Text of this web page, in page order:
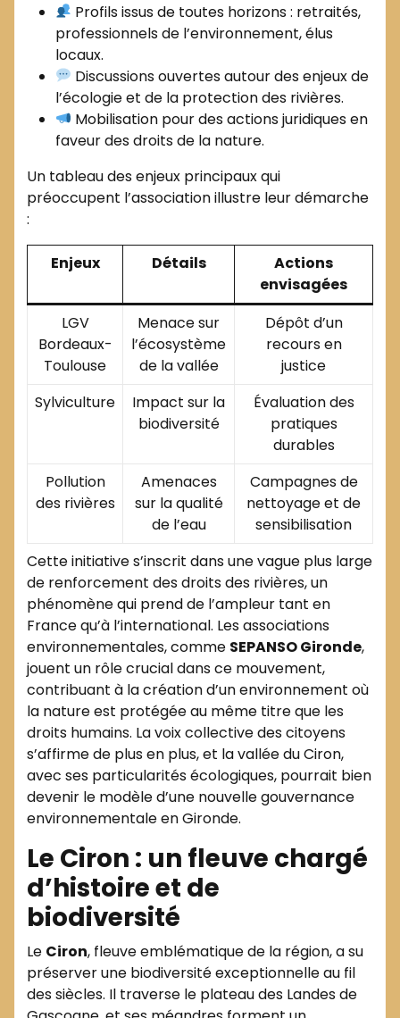
Profils issus de toutes horizons : retraités,
professionnels de l’environnement, élus
locaux.
Discussions ouvertes autour des enjeux de
l’écologie et de la protection des rivières.
Mobilisation pour des actions juridiques en
faveur des droits de la nature.
Un tableau des enjeux principaux qui
préoccupent l’association illustre leur démarche
:
Enjeux Détails
Actions
envisagées
LGV
Bordeaux-
Toulouse
Menace sur
l’écosystème
de la vallée
Dépôt d’un
recours en
justice
Sylviculture
Impact sur la
biodiversité
Évaluation des
pratiques
durables
Pollution
des rivières
Amenaces
sur la qualité
de l’eau
Campagnes de
nettoyage et de
sensibilisation
Cette initiative s’inscrit dans une vague plus large
de renforcement des droits des rivières, un
phénomène qui prend de l’ampleur tant en
France qu’à l’international. Les associations
environnementales, comme SEPANSO Gironde,
jouent un rôle crucial dans ce mouvement,
contribuant à la création d’un environnement où
la nature est protégée au même titre que les
droits humains. La voix collective des citoyens
s’affirme de plus en plus, et la vallée du Ciron,
avec ses particularités écologiques, pourrait bien
devenir le modèle d’une nouvelle gouvernance
environnementale en Gironde.
Le Ciron : un fleuve chargé
d’histoire et de
biodiversité
Le Ciron, fleuve emblématique de la région, a su
préserver une biodiversité exceptionnelle au fil
des siècles. Il traverse le plateau des Landes de